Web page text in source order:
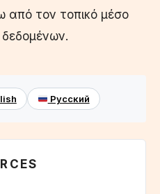
από τον τοπικό μέσο
Русский